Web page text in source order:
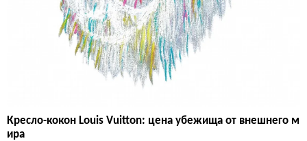
Кресло-кокон Louis Vuitton: цена убежища от внешнего м
ира